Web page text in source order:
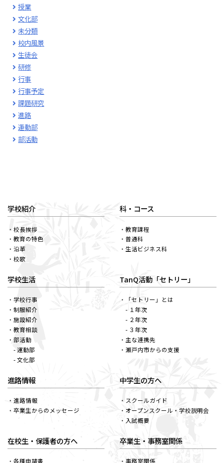
授業
文化部
未分類
校内風景
生徒会
研修
行事
行事予定
課題研究
進路
運動部
部活動
学校紹介
校長挨拶
教育の特色
沿革
校歌
科・コース
教育課程
普通科
生活ビジネス科
学校生活
学校行事
制服紹介
施設紹介
教育相談
部活動
- 運動部
- 文化部
TanQ活動「セトリー」
「セトリー」とは
- １年次
- ２年次
- ３年次
主な連携先
瀬戸内市からの支援
進路情報
進路情報
卒業生からのメッセージ
中学生の方へ
スクールガイド
オープンスクール・学校説明会
入試概要
在校生・保護者の方へ
各種申請書
卒業生・事務室関係
事務室関係